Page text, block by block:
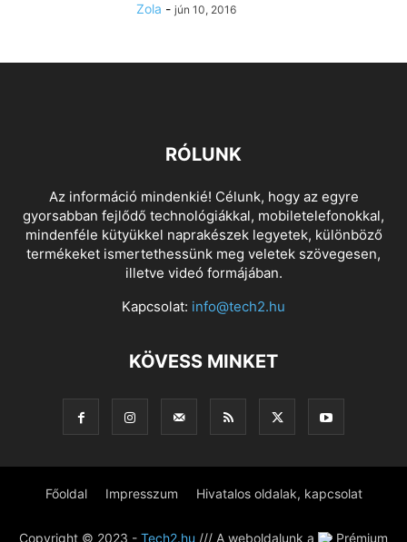
Zola - jún 10, 2016
RÓLUNK
Az információ mindenkié! Célunk, hogy az egyre
gyorsabban fejlődő technológiákkal, mobiletelefonokkal,
mindenféle kütyükkel naprakészek legyetek, különböző
termékeket ismertethessünk meg veletek szövegesen,
illetve videó formájában.
Kapcsolat: info@tech2.hu
KÖVESS MINKET
Főoldal Impresszum Hivatalos oldalak, kapcsolat
Copyright © 2023 - Tech2.hu /// A weboldalunk a Prémium